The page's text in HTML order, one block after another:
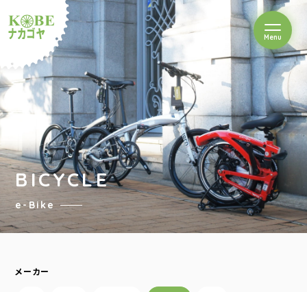
ルショップナカゴヤ
Menuを開閉
BICYCLE
e-Bike
メーカー